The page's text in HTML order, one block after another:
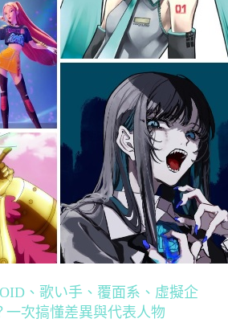
、歌い手、覆面系、虛擬企
一次搞懂差異與代表人物